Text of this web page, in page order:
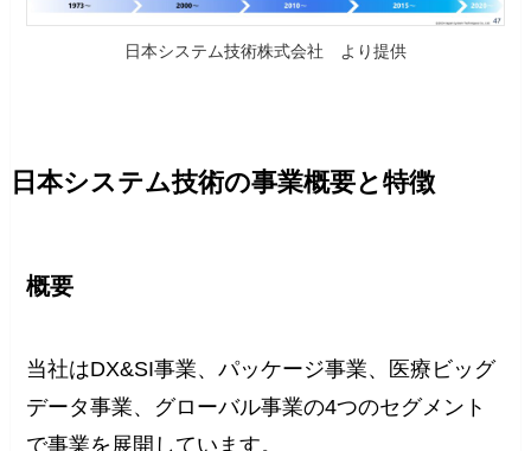
日本システム技術株式会社 より提供
日本システム技術の事業概要と特徴
概要
当社はDX&SI事業、パッケージ事業、医療ビッグ
データ事業、グローバル事業の4つのセグメント
で事業を展開しています。